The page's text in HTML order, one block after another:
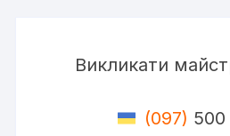
Викликати
(097)